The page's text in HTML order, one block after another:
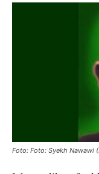
Foto: Foto: Syekh Nawawi